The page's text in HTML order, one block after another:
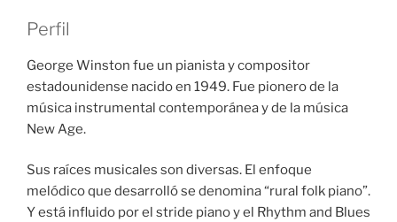
Perfil
George Winston fue un pianista y compositor
estadounidense nacido en 1949. Fue pionero de la
música instrumental contemporánea y de la música
New Age.
Sus raíces musicales son diversas. El enfoque
melódico que desarrolló se denomina “rural folk piano”.
Y está influido por el stride piano y el Rhythm and Blues